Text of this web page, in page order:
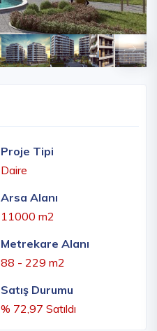
Proje Tipi
Daire
Arsa Alanı
11000 m2
Metrekare Alanı
88 - 229 m2
Satış Durumu
% 72,97 Satıldı